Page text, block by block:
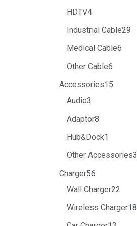
HDTV4
Industrial Cable29
Medical Cable6
Other Cable6
Accessories15
Audio3
Adaptor8
Hub&Dock1
Other Accessories3
Charger56
Wall Charger22
Wireless Charger18